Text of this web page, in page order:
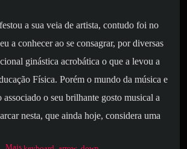
a sua veia de artista, contudo foi no
a conhecer ao se consagrar, por diversas
ginástica acrobática o que a levou a
Física. Porém o mundo da música e
associado o seu brilhante gosto musical a
nesta, que ainda hoje, considera uma
Mais